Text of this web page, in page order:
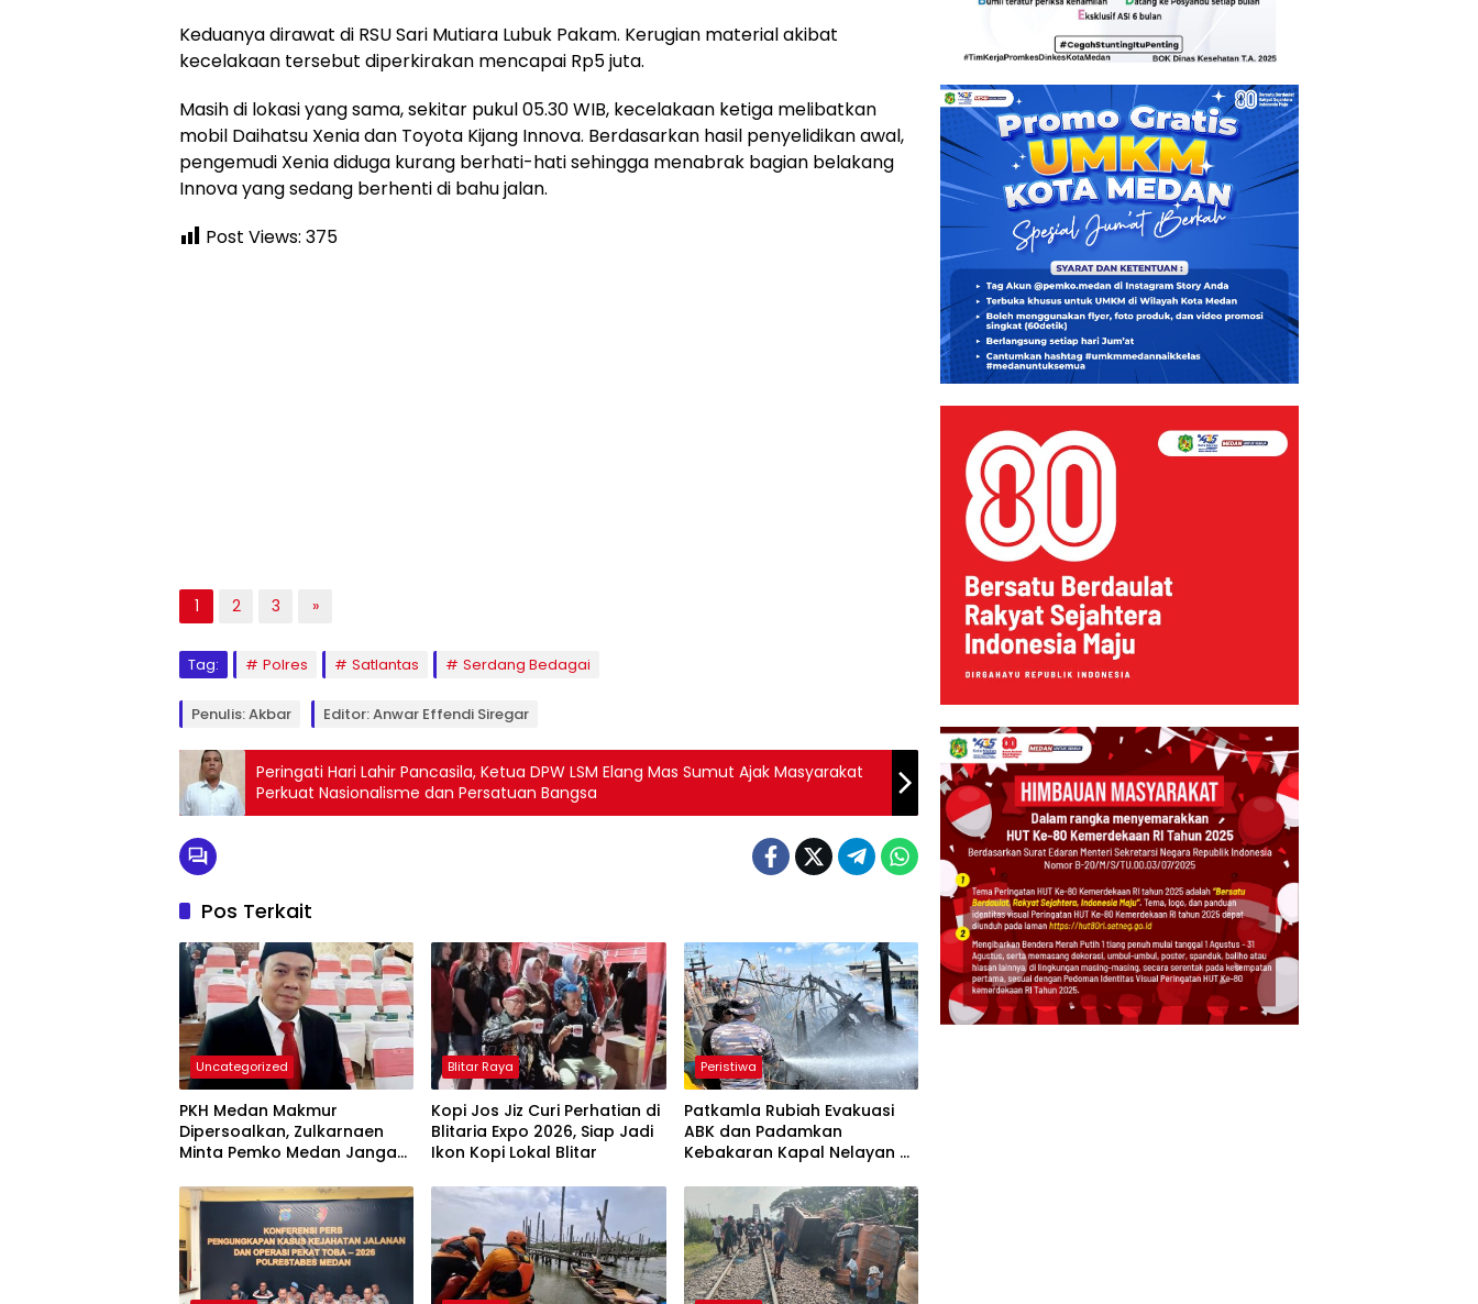
Keduanya dirawat di RSU Sari Mutiara Lubuk Pakam. Kerugian material akibat
kecelakaan tersebut diperkirakan mencapai Rp5 juta.
Masih di lokasi yang sama, sekitar pukul 05.30 WIB, kecelakaan ketiga melibatkan
mobil Daihatsu Xenia dan Toyota Kijang Innova. Berdasarkan hasil penyelidikan awal,
pengemudi Xenia diduga kurang berhati-hati sehingga menabrak bagian belakang
Innova yang sedang berhenti di bahu jalan.
Post Views: 375
1 2 3 »
Tag: Polres Satlantas Serdang Bedagai
Penulis: Akbar Editor: Anwar Effendi Siregar
Peringati Hari Lahir Pancasila, Ketua DPW LSM Elang Mas Sumut Ajak Masyarakat
Perkuat Nasionalisme dan Persatuan Bangsa
Pos Terkait
Uncategorized
PKH Medan Makmur
Dipersoalkan, Zulkarnaen
Minta Pemko Medan Jangan
Blitar Raya
Kopi Jos Jiz Curi Perhatian di
Blitaria Expo 2026, Siap Jadi
Ikon Kopi Lokal Blitar
Peristiwa
Patkamla Rubiah Evakuasi
ABK dan Padamkan
Kebakaran Kapal Nelayan di